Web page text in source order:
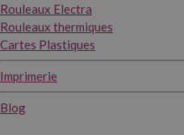
Rouleaux Electra
Rouleaux thermiques
Cartes Plastiques
Imprimerie
Blog